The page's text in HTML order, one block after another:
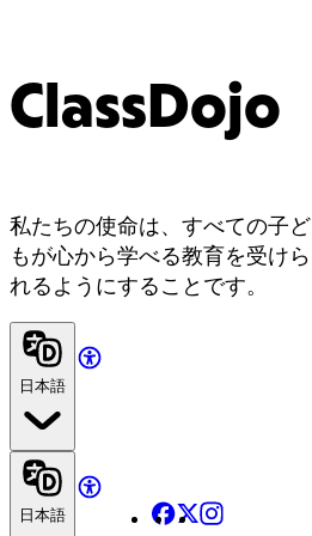
ClassDojo
私たちの使命は、すべての子ど
もが心から学べる教育を受けら
れるようにすることです。
日本語
日本語 Facebook
X Instagram